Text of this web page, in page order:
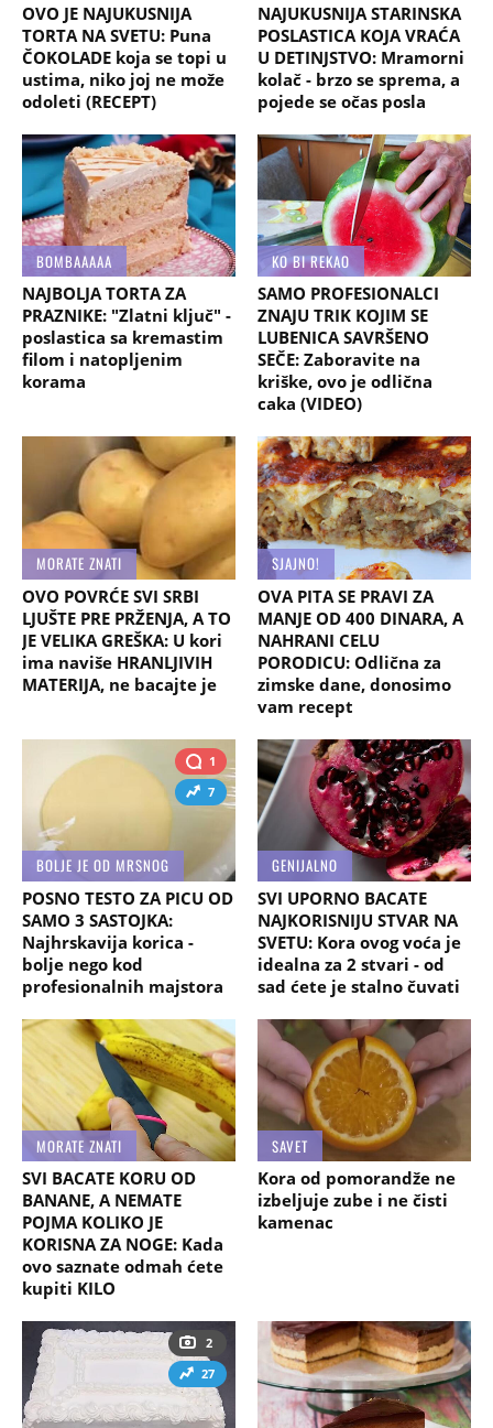
OVO JE NAJUKUSNIJA
TORTA NA SVETU: Puna
ČOKOLADE koja se topi u
ustima, niko joj ne može
odoleti (RECEPT)
NAJUKUSNIJA STARINSKA
POSLASTICA KOJA VRAĆA
U DETINJSTVO: Mramorni
kolač - brzo se sprema, a
pojede se očas posla
BOMBAAAAA
NAJBOLJA TORTA ZA
PRAZNIKE: "Zlatni ključ" -
poslastica sa kremastim
filom i natopljenim
korama
KO BI REKAO
SAMO PROFESIONALCI
ZNAJU TRIK KOJIM SE
LUBENICA SAVRŠENO
SEČE: Zaboravite na
kriške, ovo je odlična
caka (VIDEO)
MORATE ZNATI
OVO POVRĆE SVI SRBI
LJUŠTE PRE PRŽENJA, A TO
JE VELIKA GREŠKA: U kori
ima naviše HRANLJIVIH
MATERIJA, ne bacajte je
SJAJNO!
OVA PITA SE PRAVI ZA
MANJE OD 400 DINARA, A
NAHRANI CELU
PORODICU: Odlična za
zimske dane, donosimo
vam recept
1
7
BOLJE JE OD MRSNOG
POSNO TESTO ZA PICU OD
SAMO 3 SASTOJKA:
Najhrskavija korica -
bolje nego kod
profesionalnih majstora
GENIJALNO
SVI UPORNO BACATE
NAJKORISNIJU STVAR NA
SVETU: Kora ovog voća je
idealna za 2 stvari - od
sad ćete je stalno čuvati
MORATE ZNATI
SVI BACATE KORU OD
BANANE, A NEMATE
POJMA KOLIKO JE
KORISNA ZA NOGE: Kada
ovo saznate odmah ćete
kupiti KILO
SAVET
Kora od pomorandže ne
izbeljuje zube i ne čisti
kamenac
2
27